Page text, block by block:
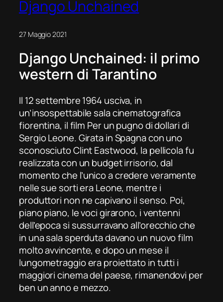
Django Unchained
27 Maggio 2021
Django Unchained: il primo
western di Tarantino
Il 12 settembre 1964 usciva, in
un’insospettabile sala cinematografica
fiorentina, il film Per un pugno di dollaridi
Sergio Leone. Girata in Spagna con uno
sconosciuto Clint Eastwood, la pellicola fu
realizzata con un budget irrisorio, dal
momento che l’unico a credere veramente
nelle sue sorti era Leone, mentre i
produttori non ne capivano il senso. Poi,
piano piano, le voci girarono, i ventenni
dell’epoca si sussurravano all’orecchio che
in una sala sperduta davano un nuovo film
molto avvincente, e dopo un mese il
lungometraggio era proiettato in tutti i
maggiori cinema del paese, rimanendovi per
ben un anno e mezzo.